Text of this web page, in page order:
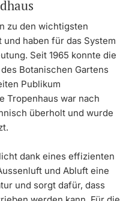
zu den wichtigsten
haben für das System
Seit 1965 konnte die
Botanischen Gartens
Publikum
Tropenhaus war nach
überholt und wurde
dank eines effizienten
und Abluft eine
und sorgt dafür, dass